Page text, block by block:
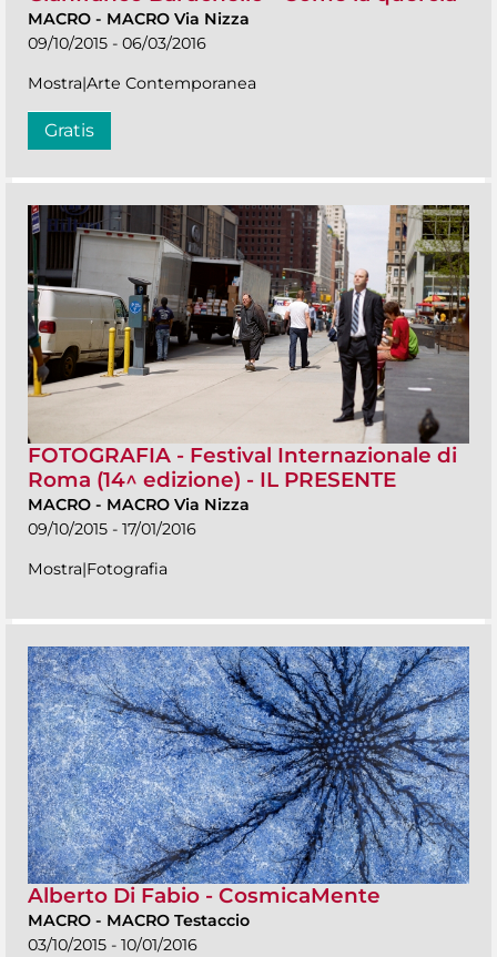
MACRO - MACRO Via Nizza
09/10/2015 - 06/03/2016
Mostra|Arte Contemporanea
Gratis
FOTOGRAFIA - Festival Internazionale di
Roma (14^ edizione) - IL PRESENTE
MACRO - MACRO Via Nizza
09/10/2015 - 17/01/2016
Mostra|Fotografia
Alberto Di Fabio - CosmicaMente
MACRO - MACRO Testaccio
03/10/2015 - 10/01/2016